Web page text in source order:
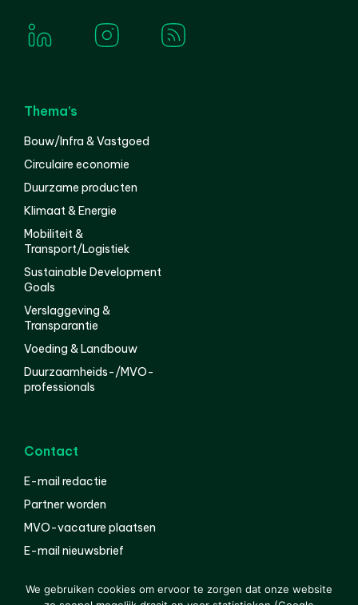
Thema’s
Bouw/Infra & Vastgoed
Circulaire economie
Duurzame producten
Klimaat & Energie
Mobiliteit &
Transport/Logistiek
Sustainable Development
Goals
Verslaggeving &
Transparantie
Voeding & Landbouw
Duurzaamheids-/MVO-
professionals
Contact
E-mail redactie
Partner worden
MVO-vacature plaatsen
E-mail nieuwsbrief
We gebruiken cookies om ervoor te zorgen dat onze website